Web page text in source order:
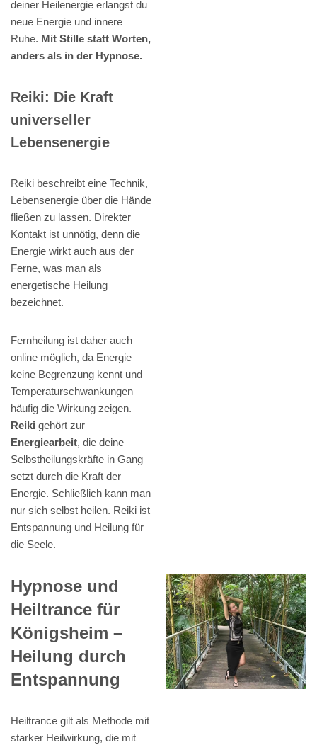
deiner Heilenergie erlangst du
neue Energie und innere
Ruhe. Mit Stille statt Worten,
anders als in der Hypnose.
Reiki: Die Kraft
universeller
Lebensenergie
Reiki beschreibt eine Technik,
Lebensenergie über die Hände
fließen zu lassen. Direkter
Kontakt ist unnötig, denn die
Energie wirkt auch aus der
Ferne, was man als
energetische Heilung
bezeichnet.
Fernheilung ist daher auch
online möglich, da Energie
keine Begrenzung kennt und
Temperaturschwankungen
häufig die Wirkung zeigen.
Reiki gehört zur
Energiearbeit, die deine
Selbstheilungskräfte in Gang
setzt durch die Kraft der
Energie. Schließlich kann man
nur sich selbst heilen. Reiki ist
Entspannung und Heilung für
die Seele.
Hypnose und
Heiltrance für
Königsheim –
Heilung durch
Entspannung
Heiltrance gilt als Methode mit
starker Heilwirkung, die mit